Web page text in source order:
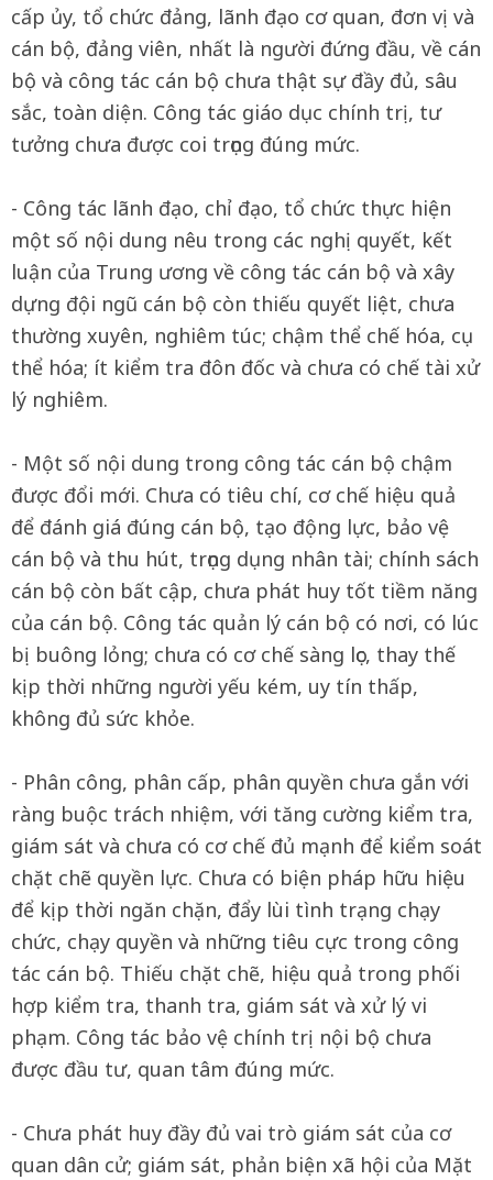
cấp ủy, tổ chức đảng, lãnh đạo cơ quan, đơn vị và
cán bộ, đảng viên, nhất là người đứng đầu, về cán
bộ và công tác cán bộ chưa thật sự đầy đủ, sâu
sắc, toàn diện. Công tác giáo dục chính trị, tư
tưởng chưa được coi trọng đúng mức.
- Công tác lãnh đạo, chỉ đạo, tổ chức thực hiện
một số nội dung nêu trong các nghị quyết, kết
luận của Trung ương về công tác cán bộ và xây
dựng đội ngũ cán bộ còn thiếu quyết liệt, chưa
thường xuyên, nghiêm túc; chậm thể chế hóa, cụ
thể hóa; ít kiểm tra đôn đốc và chưa có chế tài xử
lý nghiêm.
- Một số nội dung trong công tác cán bộ chậm
được đổi mới. Chưa có tiêu chí, cơ chế hiệu quả
để đánh giá đúng cán bộ, tạo động lực, bảo vệ
cán bộ và thu hút, trọng dụng nhân tài; chính sách
cán bộ còn bất cập, chưa phát huy tốt tiềm năng
của cán bộ. Công tác quản lý cán bộ có nơi, có lúc
bị buông lỏng; chưa có cơ chế sàng lọc, thay thế
kịp thời những người yếu kém, uy tín thấp,
không đủ sức khỏe.
- Phân công, phân cấp, phân quyền chưa gắn với
ràng buộc trách nhiệm, với tăng cường kiểm tra,
giám sát và chưa có cơ chế đủ mạnh để kiểm soát
chặt chẽ quyền lực. Chưa có biện pháp hữu hiệu
để kịp thời ngăn chặn, đẩy lùi tình trạng chạy
chức, chạy quyền và những tiêu cực trong công
tác cán bộ. Thiếu chặt chẽ, hiệu quả trong phối
hợp kiểm tra, thanh tra, giám sát và xử lý vi
phạm. Công tác bảo vệ chính trị nội bộ chưa
được đầu tư, quan tâm đúng mức.
- Chưa phát huy đầy đủ vai trò giám sát của cơ
quan dân cử; giám sát, phản biện xã hội của Mặt